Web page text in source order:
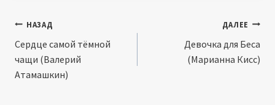
Навигация
по
записям
НАЗАД
Сердце самой тёмной
чащи (Валерий
Атамашкин)
ДАЛЕЕ
Девочка для Беса
(Марианна Кисс)